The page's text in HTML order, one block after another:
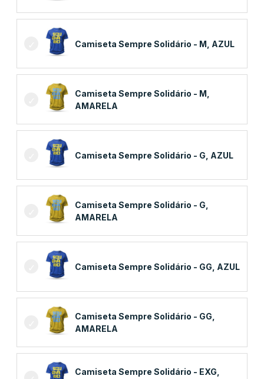
Camiseta Sempre Solidário - M, AZUL
Camiseta Sempre Solidário - M,
AMARELA
Camiseta Sempre Solidário - G, AZUL
Camiseta Sempre Solidário - G,
AMARELA
Camiseta Sempre Solidário - GG, AZUL
Camiseta Sempre Solidário - GG,
AMARELA
Camiseta Sempre Solidário - EXG,